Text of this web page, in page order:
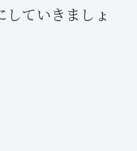
ていきましょ